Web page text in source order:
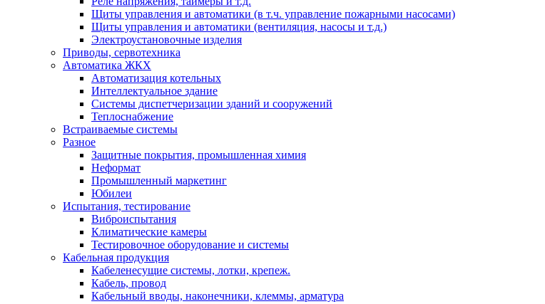
Щиты управления и автоматики (в т.ч. управление пожарными насосами)
Щиты управления и автоматики (вентиляция, насосы и т.д.)
Электроустановочные изделия
Приводы, сервотехника
Автоматика ЖКХ
Автоматизация котельных
Интеллектуальное здание
Системы диспетчеризации зданий и сооружений
Теплоснабжение
Встраиваемые системы
Разное
Защитные покрытия, промышленная химия
Неформат
Промышленный маркетинг
Юбилеи
Испытания, тестирование
Виброиспытания
Климатические камеры
Тестировочное оборудование и системы
Кабельная продукция
Кабеленесущие системы, лотки, крепеж.
Кабель, провод
Кабельный вводы, наконечники, клеммы, арматура